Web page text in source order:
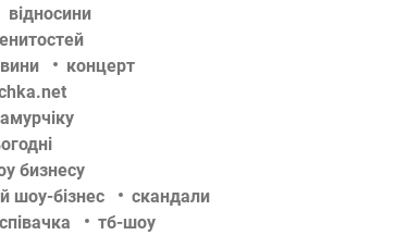
відносини
концерт
бизнесу
шоу-бізнес
скандали
співачка
тб-шоу